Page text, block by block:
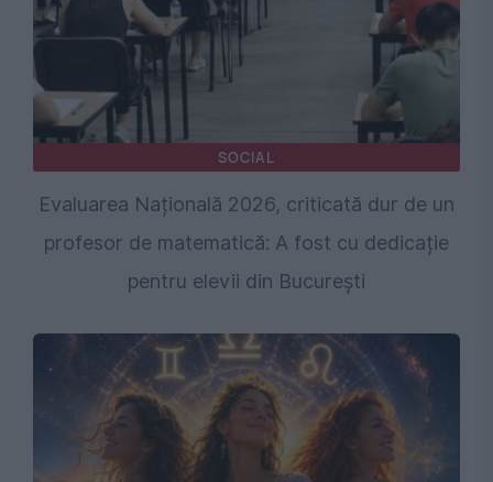
SOCIAL
Evaluarea Națională 2026, criticată dur de un
profesor de matematică: A fost cu dedicație
pentru elevii din București